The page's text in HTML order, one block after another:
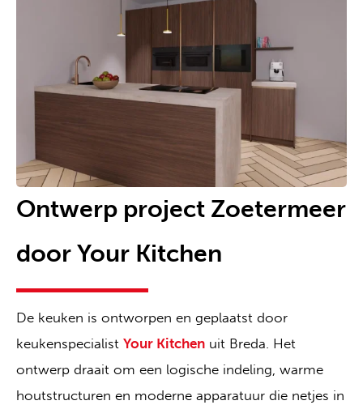
Ontwerp project Zoetermeer
door Your Kitchen
De keuken is ontworpen en geplaatst door
keukenspecialist Your Kitchen uit Breda. Het
ontwerp draait om een logische indeling, warme
houtstructuren en moderne apparatuur die netjes in